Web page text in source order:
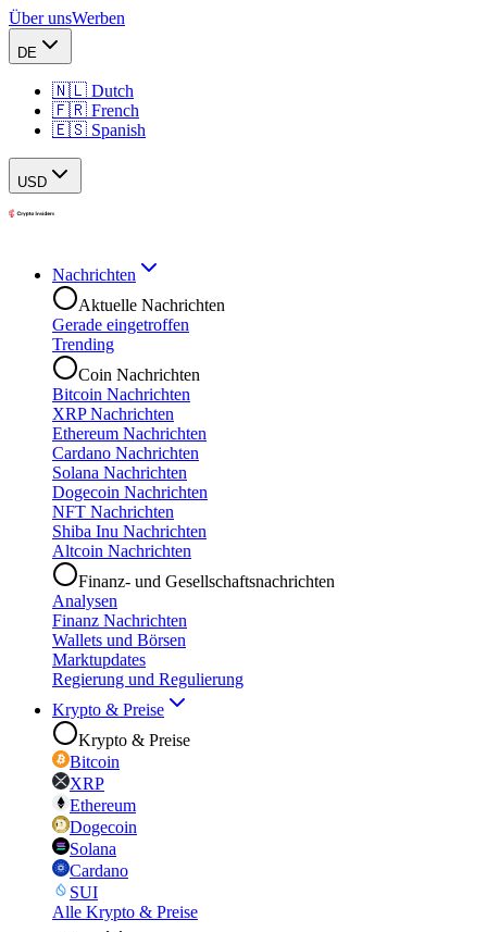
Über unsWerben
DE
🇳🇱 Dutch
🇫🇷 French
🇪🇸 Spanish
USD
Nachrichten
Aktuelle Nachrichten
Gerade eingetroffen
Trending
Coin Nachrichten
Bitcoin Nachrichten
XRP Nachrichten
Ethereum Nachrichten
Cardano Nachrichten
Solana Nachrichten
Dogecoin Nachrichten
NFT Nachrichten
Shiba Inu Nachrichten
Altcoin Nachrichten
Finanz- und Gesellschaftsnachrichten
Analysen
Finanz Nachrichten
Wallets und Börsen
Marktupdates
Regierung und Regulierung
Krypto & Preise
Krypto & Preise
Bitcoin
XRP
Ethereum
Dogecoin
Solana
Cardano
SUI
Alle Krypto & Preise